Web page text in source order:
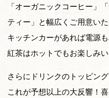
「オーガニックコーヒー」
ティー」と幅広くご用意いた
キッチンカーがあれば電源
紅茶はホットでもお楽しみい
さらにドリンクのトッピン
これが予想以上の大反響！